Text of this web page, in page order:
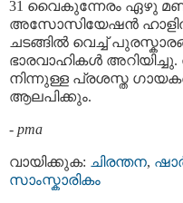
31 വൈകുന്നേരം ഏഴു
അസോസിയേഷൻ
ചടങ്ങിൽ വെച്ച്
ഭാരവാഹികൾ അറിയിച്ചു.
നിന്നുള്ള പ്രശസ്ത
ആലപിക്കും.
- pma
വായിക്കുക: ചിരന്തന,
സാംസ്കാരികം